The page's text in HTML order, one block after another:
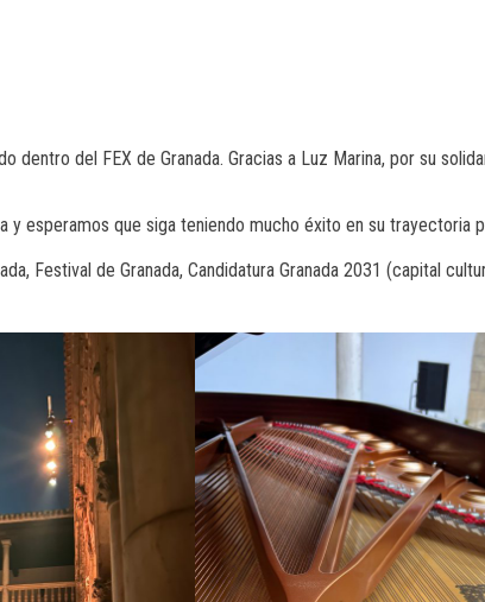
del FEX de Granada. Gracias a Luz Marina, por su
y esperamos que siga teniendo mucho éxito en su trayectoria
Festival de Granada, Candidatura Granada 2031 (capital